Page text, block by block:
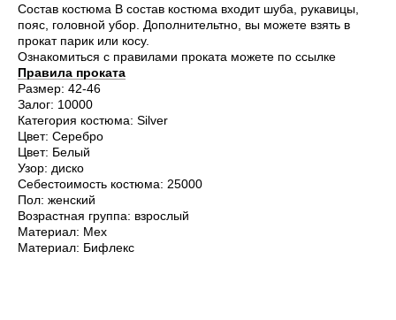
Состав костюма В состав костюма входит шуба, рукавицы,
пояс, головной убор. Дополнительтно, вы можете взять в
прокат парик или косу.
Ознакомиться с правилами проката можете по ссылке
Правила проката
Размер: 42-46
Залог: 10000
Категория костюма: Silver
Цвет: Серебро
Цвет: Белый
Узор: диско
Себестоимость костюма: 25000
Пол: женский
Возрастная группа: взрослый
Материал: Мех
Материал: Бифлекс